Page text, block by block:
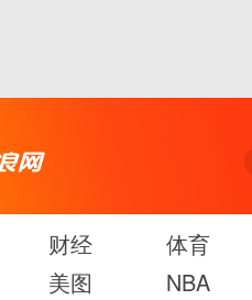
财经 体育
美图 NBA